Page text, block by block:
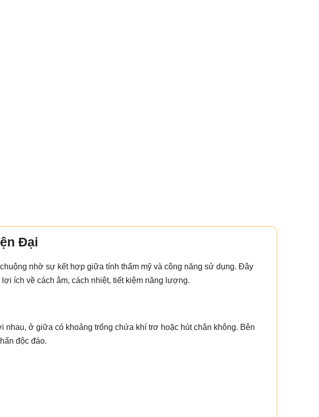
Đại
nhờ sự kết hợp giữa tính thẩm mỹ và công năng sử dụng. Đây
ích về cách âm, cách nhiệt, tiết kiệm năng lượng.
ở giữa có khoảng trống chứa khí trơ hoặc hút chân không. Bên
độc đáo.